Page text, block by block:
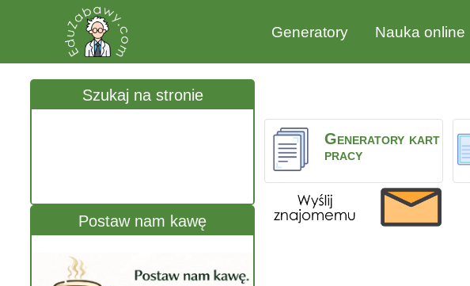
Generatory Nauka online
Szukaj na stronie
Postaw nam kawę
Generatory kart
pracy